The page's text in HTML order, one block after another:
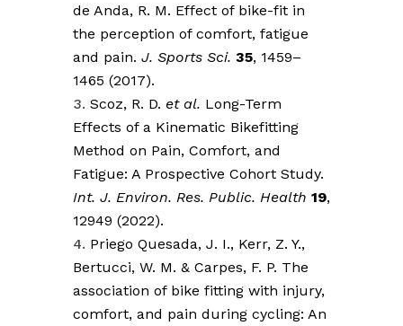
de Anda, R. M. Effect of bike-fit in
the perception of comfort, fatigue
and pain. J. Sports Sci. 35, 1459–
1465 (2017).
Scoz, R. D. et al. Long-Term
Effects of a Kinematic Bikefitting
Method on Pain, Comfort, and
Fatigue: A Prospective Cohort Study.
Int. J. Environ. Res. Public. Health 19,
12949 (2022).
Priego Quesada, J. I., Kerr, Z. Y.,
Bertucci, W. M. & Carpes, F. P. The
association of bike fitting with injury,
comfort, and pain during cycling: An